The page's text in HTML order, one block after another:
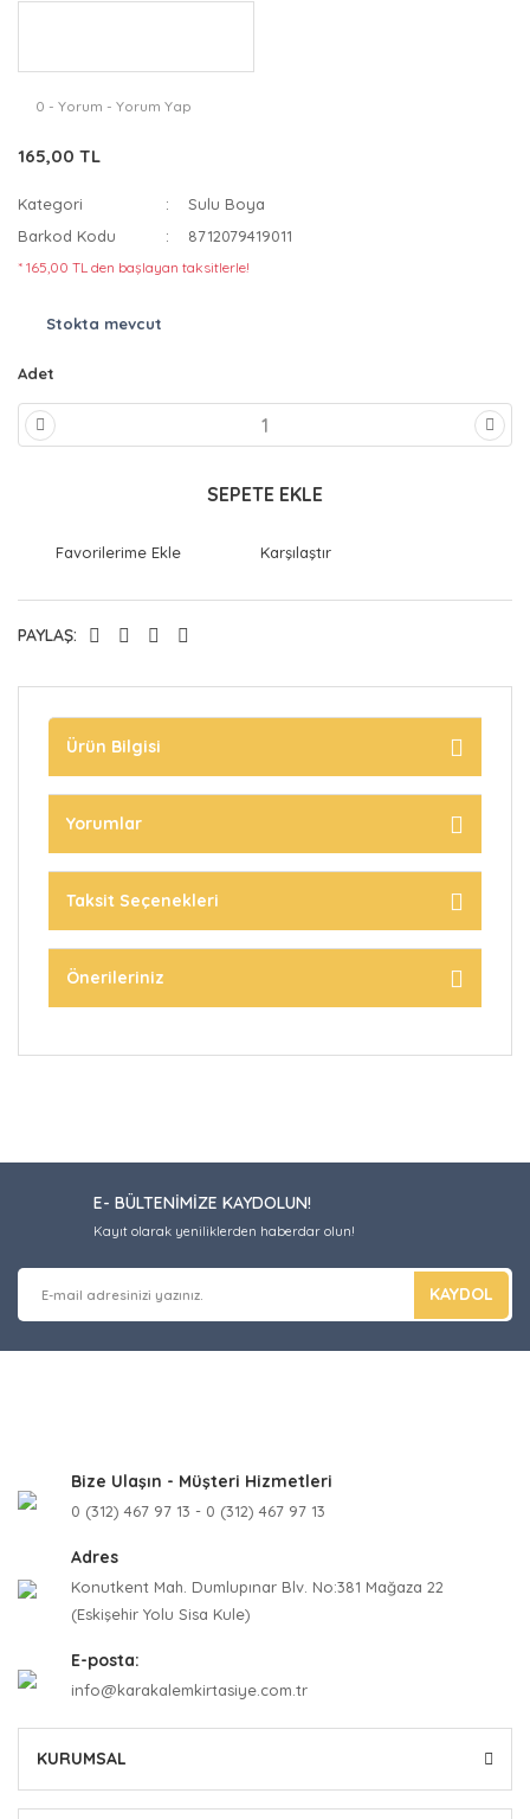
0 - Yorum - Yorum Yap
165,00 TL
Kategori
Sulu Boya
Barkod Kodu
8712079419011
* 165,00 TL den başlayan taksitlerle!
Stokta mevcut
Adet
SEPETE EKLE
Karşılaştır
PAYLAŞ:
Ürün Bilgisi
Yorumlar
Taksit Seçenekleri
Önerileriniz
E- BÜLTENİMİZE KAYDOLUN!
Kayıt olarak yeniliklerden haberdar olun!
KAYDOL
Bize Ulaşın - Müşteri Hizmetleri
0 (312) 467 97 13 - 0 (312) 467 97 13
Adres
Konutkent Mah. Dumlupınar Blv. No:381 Mağaza 22
(Eskişehir Yolu Sisa Kule)
E-posta:
info@karakalemkirtasiye.com.tr
KURUMSAL